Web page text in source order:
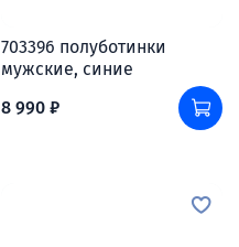
703396 полуботинки
мужские, синие
8 990 ₽